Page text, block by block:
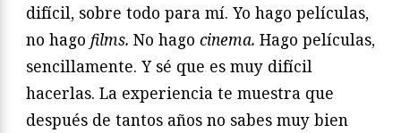
difícil, sobre todo para mí. Yo hago películas,
no hago films. No hago cinema. Hago películas,
sencillamente. Y sé que es muy difícil
hacerlas. La experiencia te muestra que
después de tantos años no sabes muy bien